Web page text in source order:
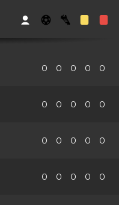
0 0 0 0 0
0 0 0 0 0
0 0 0 0 0
0 0 0 0 0